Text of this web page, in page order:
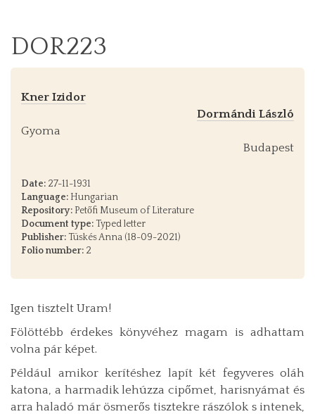
DOR223
Kner Izidor
Dormándi László
Gyoma
Budapest
Date: 27-11-1931
Language: Hungarian
Repository: Petőfi Museum of Literature
Document type: Typed letter
Publisher: Tüskés Anna (18-09-2021)
Folio number: 2
Igen tisztelt Uram!
Fölöttébb érdekes könyvéhez magam is adhattam
volna pár képet.
Például amikor kerítéshez lapít két fegyveres oláh
katona, a harmadik lehúzza cipőmet, harisnyámat és
arra haladó már ösmerős tisztekre rászólok s intenek,